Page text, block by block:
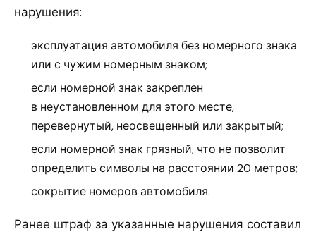
нарушения:
эксплуатация автомобиля без номерного знака
или с чужим номерным знаком;
если номерной знак закреплен
в неустановленном для этого месте,
перевернутый, неосвещенный или закрытый;
если номерной знак грязный, что не позволит
определить символы на расстоянии 20 метров;
сокрытие номеров автомобиля.
Ранее штраф за указанные нарушения составил